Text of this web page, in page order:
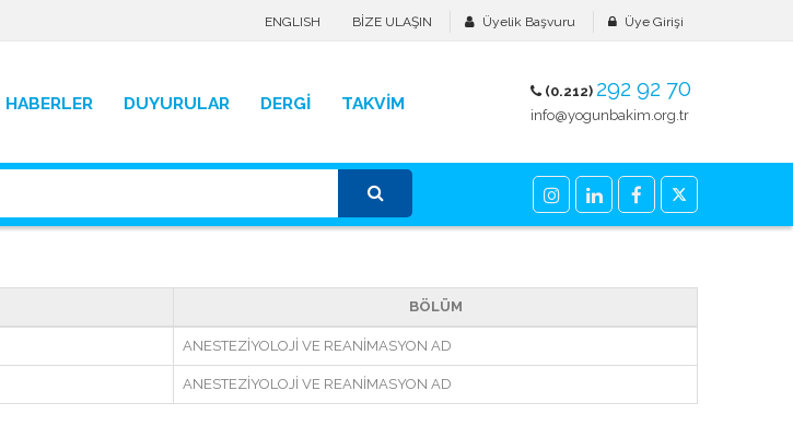
ENGLISH BİZE ULAŞIN Üyelik Başvuru Üye Girişi
HABERLER DUYURULAR DERGİ TAKVİM
(0.212) 292 92 70
info@yogunbakim.org.tr
BÖLÜM
ANESTEZİYOLOJİ VE REANİMASYON AD
ANESTEZİYOLOJİ VE REANİMASYON AD